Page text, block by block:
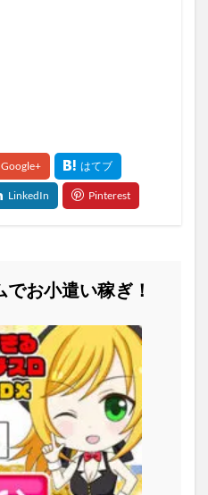
お小遣い稼ぎ！